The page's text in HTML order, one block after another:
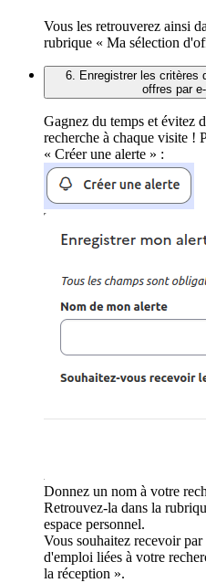
Vous les retrouverez ainsi
rubrique « Ma sélection
6. Enregistrer les critères
offres par
Gagnez du temps et évitez
recherche à chaque visite !
« Créer une alerte » :
Donnez un nom à votre
Retrouvez-la dans la
espace personnel.
Vous souhaitez recevoir
d'emploi liées à votre
la réception ».